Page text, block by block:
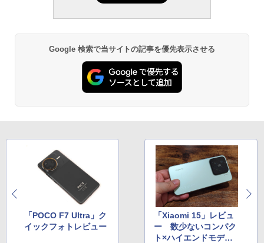
Google 検索で当サイトの記事を優先表示させる
「POCO F7 Ultra」ク
イックフォトレビュー
「Xiaomi 15」レビュ
ー 数少ないコンパク
ト×ハイエンドモデル